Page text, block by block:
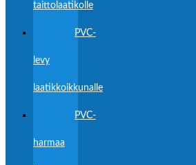
taittolaatikolle
PVC-
levy
laatikkoikkunalle
PVC-
harmaa